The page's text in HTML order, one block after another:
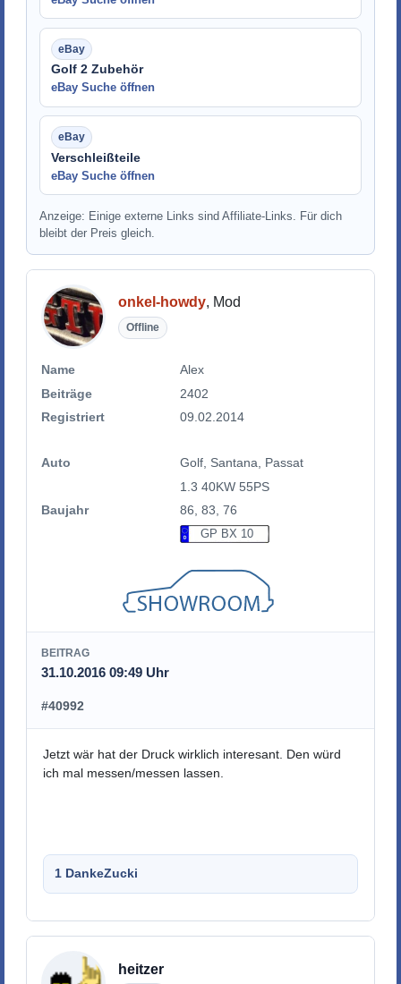
Golf 2 Zubehör
eBay Suche öffnen
Verschleißteile
eBay Suche öffnen
Anzeige: Einige externe Links sind Affiliate-Links. Für dich
bleibt der Preis gleich.
onkel-howdy, Mod
Offline
Name
Alex
Beiträge
2402
Registriert
09.02.2014
Auto
Golf, Santana, Passat
1.3 40KW 55PS
Baujahr
86, 83, 76
GP BX 10
BEITRAG
31.10.2016 09:49 Uhr
#40992
Jetzt wär hat der Druck wirklich interesant. Den würd
ich mal messen/messen lassen.
1 DankeZucki
heitzer